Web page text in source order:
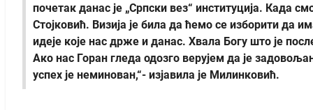
почетак данас је „Српски вез“ институција. Када
Стојковић. Визија је била да ћемо се изборити да
идеје које нас држе и данас. Хвала Богу што је
Ако нас Горан гледа одозго верујем да је
успех је неминован,“- изјавила је Милинковић.